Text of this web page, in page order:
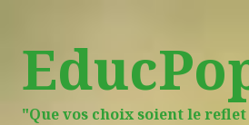
contenu
principal
"Que vos choix soient le reflet